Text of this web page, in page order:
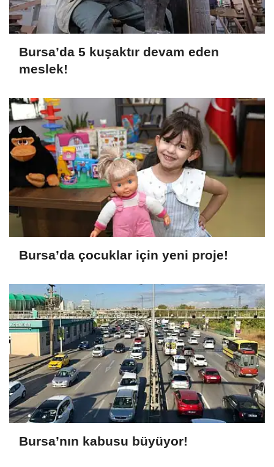
Bursa’da 5 kuşaktır devam eden
meslek!
Bursa’da çocuklar için yeni proje!
Bursa’nın kabusu büyüyor!